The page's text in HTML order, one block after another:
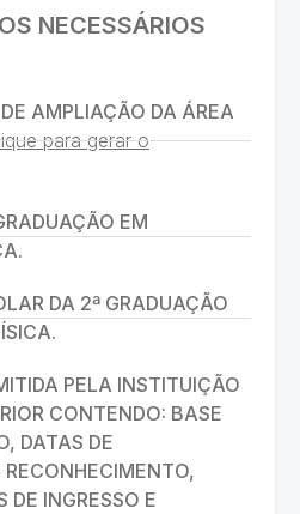
NECESSÁRIOS
AMPLIAÇÃO DA ÁREA
para gerar o
EM
DA 2ª GRADUAÇÃO
PELA INSTITUIÇÃO
CONTENDO: BASE
DATAS DE
DE INGRESSO E